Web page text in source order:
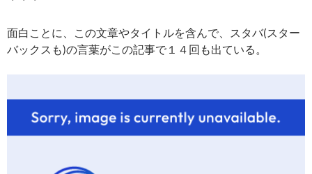
面白ことに、この文章やタイトルを含んで、スタバ(スター
バックスも)の言葉がこの記事で１４回も出ている。